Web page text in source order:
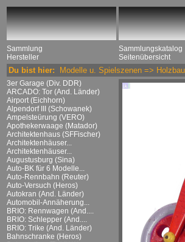
Sammlung
Hersteller
Sammlungskatalog
Seitenübersicht
Du bist hier: Modelle u. Spielszenen =>
3er Garage (Div. DDR)
ARCADO: Tor (And. Länder)
Airport (Eichhorn)
Alpendorf III (Schowanek)
Ampelsteürung (VERO)
Apothekerwaage (Matador)
Architektenhaus (SFFischer)
Architektenhäuser...
Architektenhäuser...
Augustusburg (Sina)
Auto-BK für 6 Modelle...
Auto-Rennbahn (Reuter)
Auto-Versuch (Heros)
Autokran (And. Länder)
Automobil-Annäherung...
BRIO: Rennwagen (And....
BRIO: Schlepper (And....
BRIO: Trike (And. Länder)
Bahnschranke (Heros)